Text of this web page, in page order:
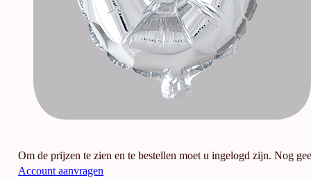
Om de prijzen te zien en te bestellen moet u ingelogd zijn. Nog
Account aanvragen